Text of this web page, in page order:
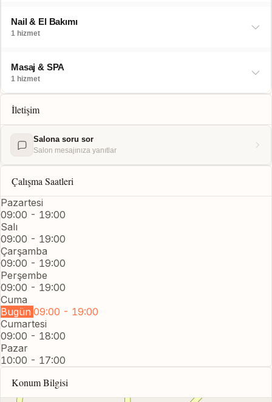
Nail & El Bakımı
1 hizmet
Masaj & SPA
1 hizmet
İletişim
Salona soru sor
Salon mesajınıza yanıtlar
Çalışma Saatleri
Pazartesi
09:00 - 19:00
Salı
09:00 - 19:00
Çarşamba
09:00 - 19:00
Perşembe
09:00 - 19:00
Cuma
Bugün 09:00 - 19:00
Cumartesi
09:00 - 18:00
Pazar
10:00 - 17:00
Konum Bilgisi